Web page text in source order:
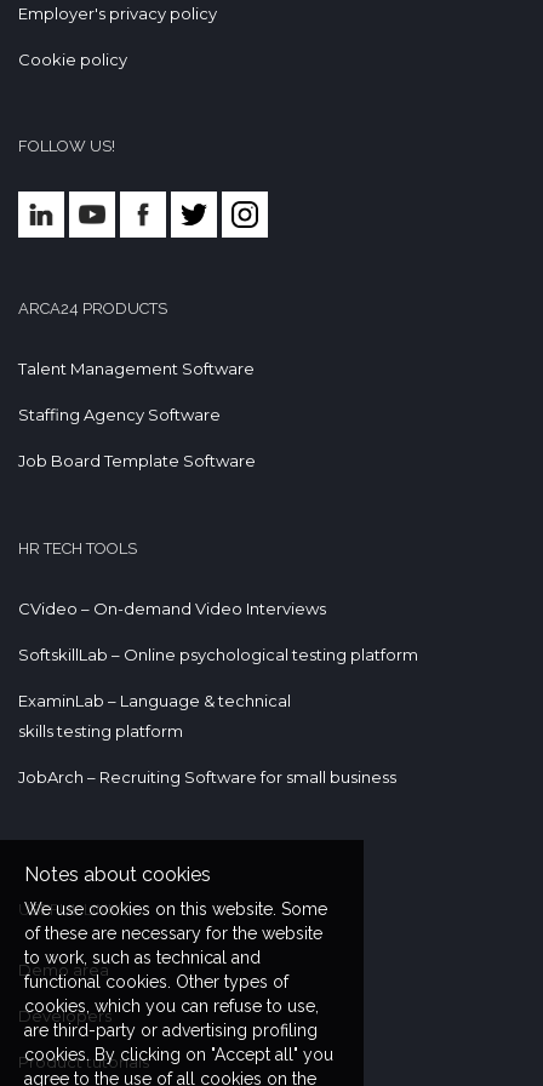
Employer's privacy policy
Cookie policy
FOLLOW US!
ARCA24 PRODUCTS
Talent Management Software
Staffing Agency Software
Job Board Template Software
HR TECH TOOLS
CVideo – On-demand Video Interviews
SoftskillLab – Online psychological testing platform
ExaminLab – Language & technical
skills testing platform
JobArch – Recruiting Software for small business
USEFUL LINKS
Demo area
Developers
Product tutorials
Notes about cookies
We use cookies on this website. Some
of these are necessary for the website
to work, such as technical and
functional cookies. Other types of
cookies, which you can refuse to use,
are third-party or advertising profiling
cookies. By clicking on "Accept all" you
agree to the use of all cookies on the